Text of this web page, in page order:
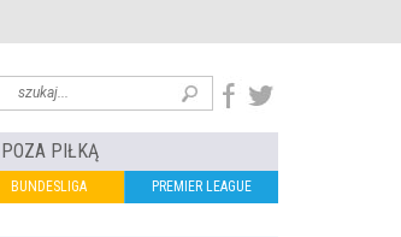
POZA PIŁKĄ
BUNDESLIGA PREMIER LEAGUE